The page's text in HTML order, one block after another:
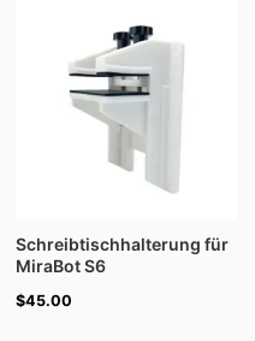
Schreibtischhalterung für
MiraBot S6
$45.00